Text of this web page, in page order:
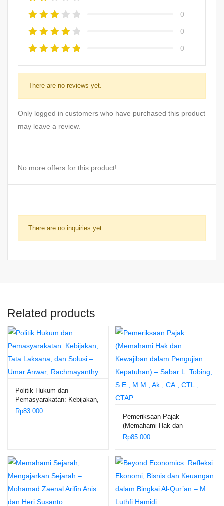
0
0
0
There are no reviews yet.
Only logged in customers who have purchased this product
may leave a review.
No more offers for this product!
There are no inquiries yet.
Related products
Politik Hukum dan
Pemasyarakatan: Kebijakan,
Tata Laksana, dan Solusi –
Rp83.000
Pemeriksaan Pajak
(Memahami Hak dan
Kewajiban dalam Pengujian
CTL., CTAP.
Rp85.000